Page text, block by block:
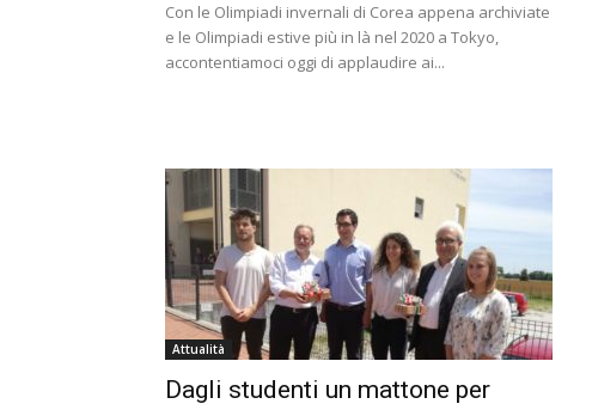
Con le Olimpiadi invernali di Corea appena archiviate
e le Olimpiadi estive più in là nel 2020 a Tokyo,
accontentiamoci oggi di applaudire ai...
Attualità
Dagli studenti un mattone per